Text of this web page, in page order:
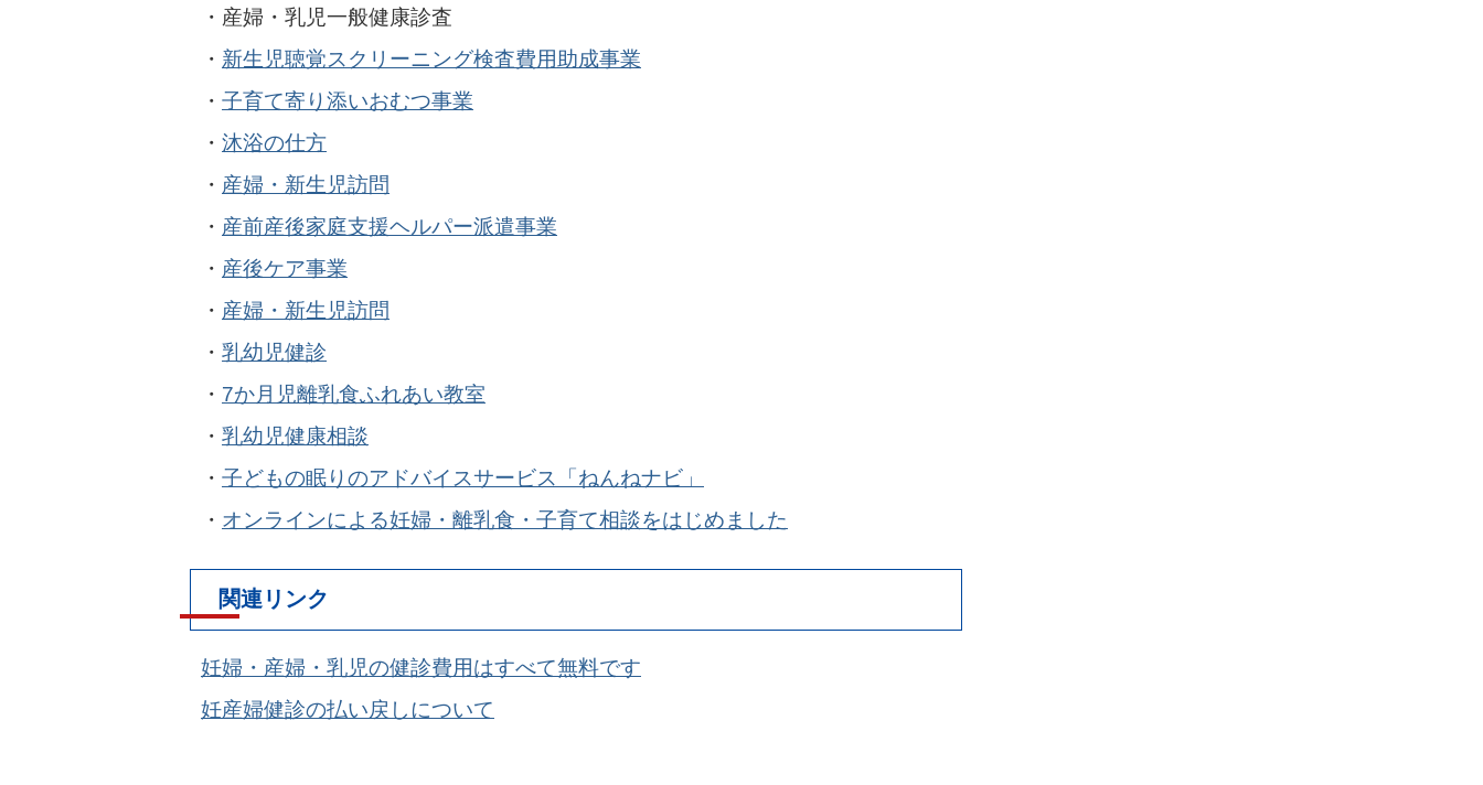
・ 産婦・乳児一般健康診査
・ 新生児聴覚スクリーニング検査費用助成事業
・ 子育て寄り添いおむつ事業
・ 沐浴の仕方
・ 産婦・新生児訪問
・ 産前産後家庭支援ヘルパー派遣事業
・ 産後ケア事業
・ 産婦・新生児訪問
・ 乳幼児健診
・ 7か月児離乳食ふれあい教室
・ 乳幼児健康相談
・ 子どもの眠りのアドバイスサービス「ねんねナビ」
・ オンラインによる妊婦・離乳食・子育て相談をはじめました
関連リンク
妊婦・産婦・乳児の健診費用はすべて無料です
妊産婦健診の払い戻しについて